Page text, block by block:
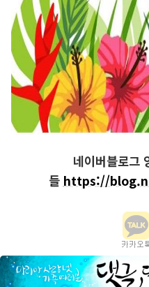
네이버블로그
들 https://